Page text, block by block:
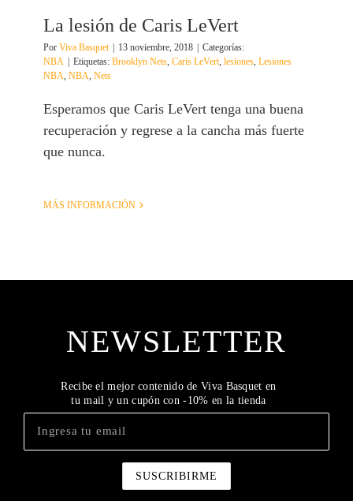
La lesión de Caris LeVert
Por Viva Basquet 13 noviembre, 2018
Categorías:
NBA
Etiquetas: Brooklyn Nets, Caris LeVert, lesiones, Lesiones
NBA, NBA, Nets
Esperamos que Caris LeVert tenga una buena
recuperación y regrese a la cancha más fuerte
que nunca.
MÁS INFORMACIÓN
NEWSLETTER
Recibe el mejor contenido de Viva Basquet en
tu mail y un cupón con -10% en la tienda